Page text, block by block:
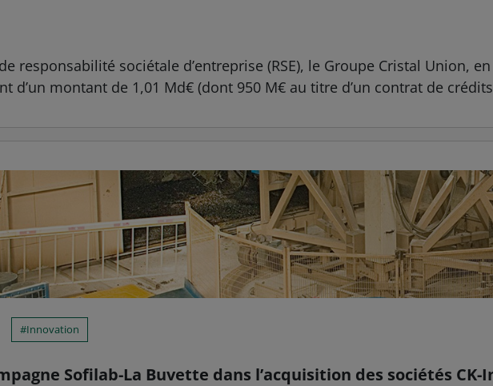
responsabilité sociétale d’entreprise (RSE), le Groupe Cristal Union,
d’un montant de 1,01 Md€ (dont 950 M€ au titre d’un contrat de
Innovation
Sofilab-La Buvette dans l’acquisition des sociétés